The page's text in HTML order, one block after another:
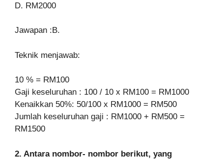
D. RM2000
Jawapan :B.
Teknik menjawab:
10 % = RM100
Gaji keseluruhan : 100 / 10 x RM100 = RM1000
Kenaikkan 50%: 50/100 x RM1000 = RM500
Jumlah keseluruhan gaji : RM1000 + RM500 =
RM1500
2. Antara nombor- nombor berikut, yang